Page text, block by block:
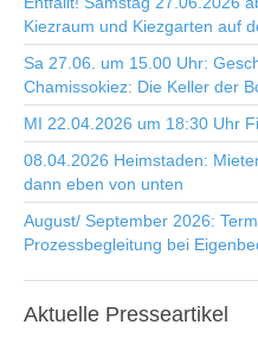
Kiezraum und Kiezgarten auf
Sa 27.06. um 15.00 Uhr:
Chamissokiez: Die Keller der
MI 22.04.2026 um 18:30 Uhr
08.04.2026 Heimstaden:
dann eben von unten
August/ September 2026:
Prozessbegleitung bei
Aktuelle Presseartikel